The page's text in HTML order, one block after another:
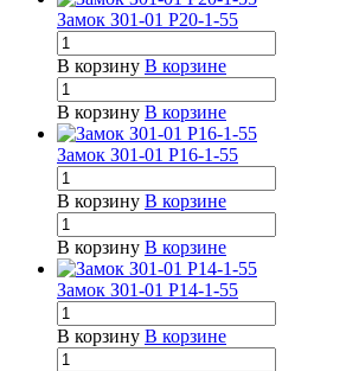
Замок З01-01 Р20-1-55
В корзину В корзине
В корзину В корзине
Замок З01-01 Р16-1-55
В корзину В корзине
В корзину В корзине
Замок З01-01 Р14-1-55
В корзину В корзине